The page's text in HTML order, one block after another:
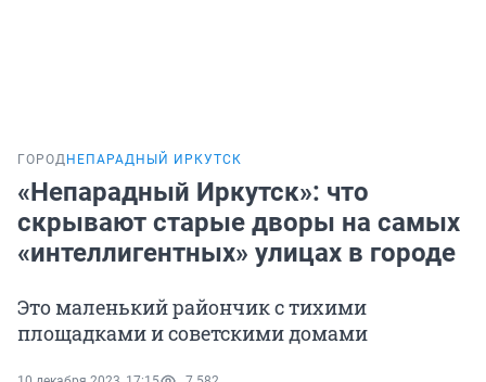
ГОРОД НЕПАРАДНЫЙ ИРКУТСК
«Непарадный Иркутск»: что
скрывают старые дворы на самых
«интеллигентных» улицах в городе
Это маленький райончик с тихими
площадками и советскими домами